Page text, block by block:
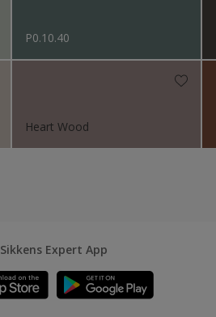
P0.10.40
Heart Wood
Sikkens Expert App